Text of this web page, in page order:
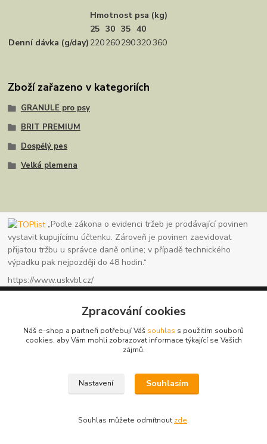
Hmotnost psa (kg)
25 30 35 40
Denní dávka (g/day) 220260290320360
Zboží zařazeno v kategoriích
GRANULE pro psy
BRIT PREMIUM
Dospělý pes
Velká plemena
„Podle zákona o evidenci tržeb je prodávající povinen
vystavit kupujícímu účtenku. Zároveň je povinen zaevidovat
přijatou tržbu u správce daně online; v případě technického
výpadku pak nejpozději do 48 hodin.“
https://www.uskvbl.cz/
www.granule123.cz
Ut - Pá 8:30 - 16:30, So 8:30 - 11:00
Zpracování cookies
Náš e-shop a partneři potřebují Váš souhlas s použitím souborů
cookies, aby Vám mohli zobrazovat informace týkající se Vašich
zájmů.
Nastavení Souhlasím
Souhlas můžete odmítnout zde.